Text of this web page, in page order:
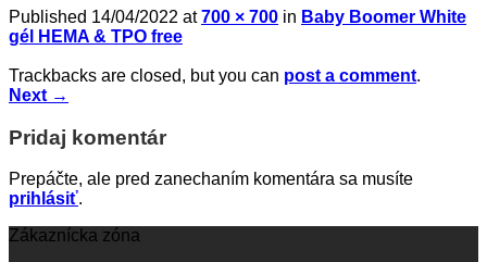
Published 14/04/2022 at700 × 700 in Baby Boomer White
gél HEMA & TPO free
Trackbacks are closed, but you can post a comment.
Next →
Pridaj komentár
Prepáčte, ale pred zanechaním komentára sa musíte
prihlásiť.
Zákaznícka zóna